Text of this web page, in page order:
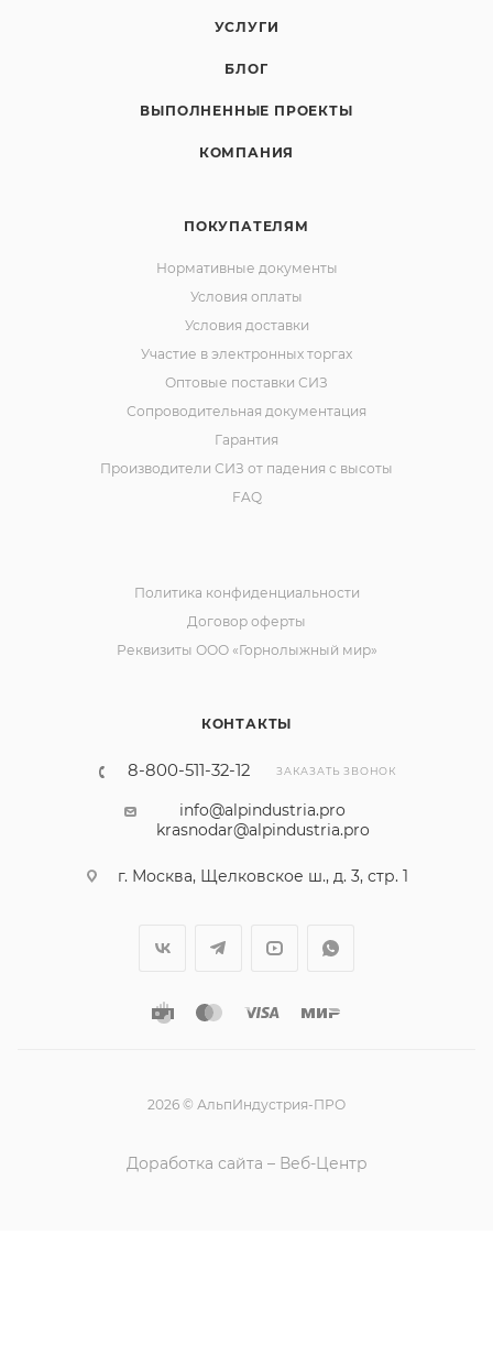
УСЛУГИ
БЛОГ
ВЫПОЛНЕННЫЕ ПРОЕКТЫ
КОМПАНИЯ
ПОКУПАТЕЛЯМ
Нормативные документы
Условия оплаты
Условия доставки
Участие в электронных торгах
Оптовые поставки СИЗ
Сопроводительная документация
Гарантия
Производители СИЗ от падения с высоты
FAQ
КОНТАКТЫ
8-800-511-32-12 ЗАКАЗАТЬ ЗВОНОК
info@alpindustria.pro
krasnodar@alpindustria.pro
г. Москва, Щелковское ш., д. 3, стр. 1
Политика конфиденциальности
Договор оферты
Реквизиты ООО «Горнолыжный мир»
2026 © АльпИндустрия-ПРО
Доработка сайта – Веб-Центр